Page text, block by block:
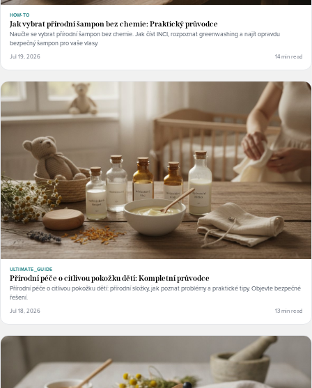
HOW-TO
Jak vybrat přírodní šampon bez chemie: Praktický průvodce
Naučte se vybrat přírodní šampon bez chemie. Jak číst INCI, rozpoznat greenwashing a najít opravdu
bezpečný šampon pro vaše vlasy.
Jul 19, 2026 14 min read
ULTIMATE_GUIDE
Přírodní péče o citlivou pokožku dětí: Kompletní průvodce
Přírodní péče o citlivou pokožku dětí: přírodní složky, jak poznat problémy a praktické tipy. Objevte bezpečné
řešení.
Jul 18, 2026 13 min read